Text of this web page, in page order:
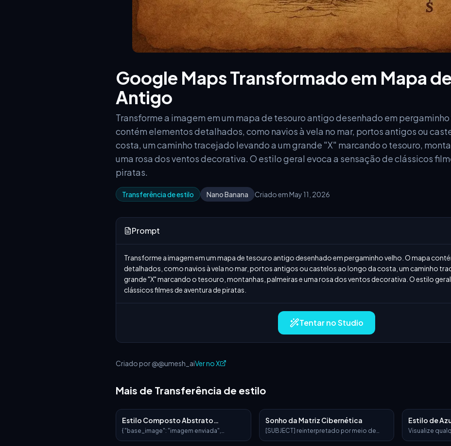
Google Maps Transformado em Mapa
Antigo
Transforme a imagem em um mapa de tesouro antigo desenhado em pergaminho
contém elementos detalhados, como navios à vela no mar, portos antigos ou
costa, um caminho tracejado levando a um grande "X" marcando o tesouro,
uma rosa dos ventos decorativa. O estilo geral evoca a sensação de clássicos
piratas.
Transferência de estilo Nano Banana Criado em May 11, 2026
Prompt
Transforme a imagem em um mapa de tesouro antigo desenhado em pergaminho velho. O mapa
detalhados, como navios à vela no mar, portos antigos ou castelos ao longo da costa, um caminho
grande "X" marcando o tesouro, montanhas, palmeiras e uma rosa dos ventos decorativa. O estilo
clássicos filmes de aventura de piratas.
Tentar no Studio
Criado por @@umesh_aiVer no X
Mais de Transferência de estilo
Estilo Composto Abstrato
Dourado
{ "base_image": "imagem enviada",
Sonho da Matriz Cibernética
[SUBJECT] reinterpretado por meio de
Estilo de
Esmaltado
Visualize